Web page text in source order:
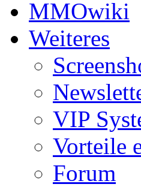
MMOwiki
Weiteres
VIP
Vorteile
Forum